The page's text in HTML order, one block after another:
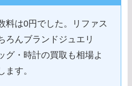
料は0円でした。リファス
ろんブランドジュエリ
グ・時計の買取も相場よ
ます。